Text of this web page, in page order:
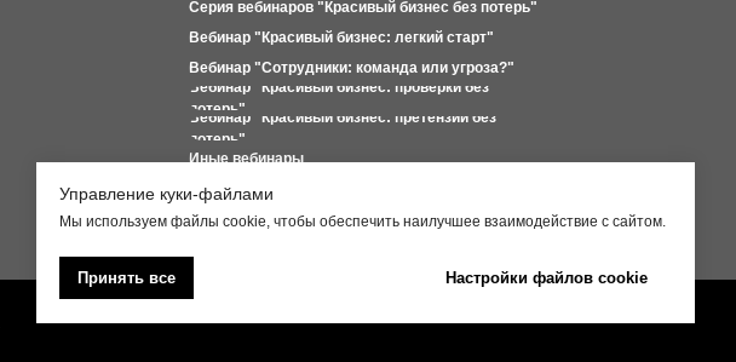
Партнерам
Для самозанятых
Иные вебинары
Вебинар "Красивый бизнес: претензии без
потерь"
Вебинар "Красивый бизнес: проверки без
потерь"
Вебинар "Сотрудники: команда или угроза?"
Вебинар "Красивый бизнес: легкий старт"
Серия вебинаров "Красивый бизнес без потерь"
Управление куки-файлами
Мы используем файлы cookie, чтобы обеспечить наилучшее взаимодействие с сайтом.
Принять все Настройки файлов cookie